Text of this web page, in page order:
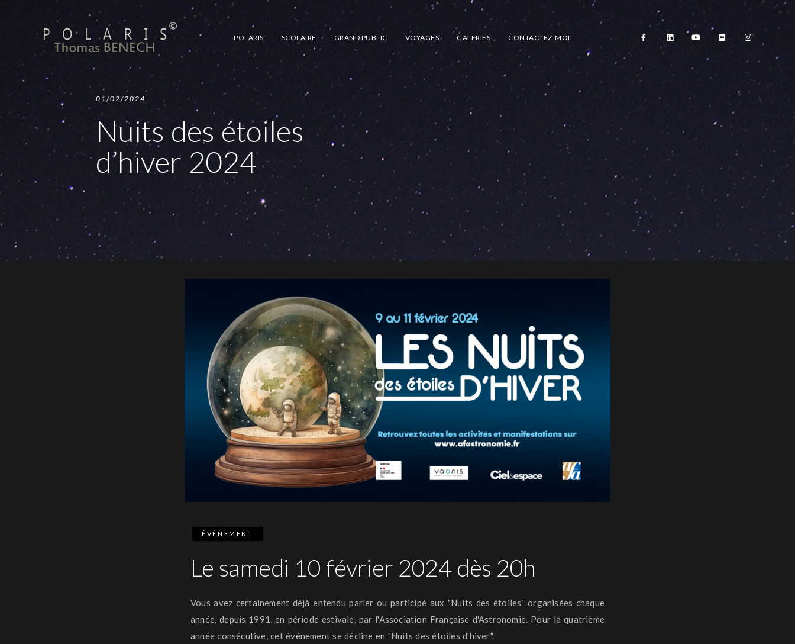
POLARIS SCOLAIRE GRAND PUBLIC VOYAGES GALERIES CONTACTEZ-MOI
01/02/2024
Nuits des étoiles
d’hiver 2024
ÉVÈNEMENT
Le samedi 10 février 2024 dès 20h
Vous avez certainement déjà entendu parler ou participé aux "Nuits des étoiles" organisées chaque
année, depuis 1991, en période estivale, par l'Association Française d'Astronomie. Pour la quatrième
année consécutive, cet événement se décline en "Nuits des étoiles d'hiver".